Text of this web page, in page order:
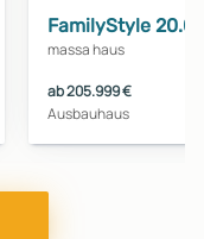
massa haus
ab 205.999 €
Ausbauhaus